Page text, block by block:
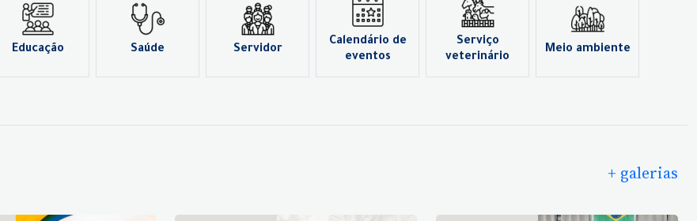
Educação Saúde Servidor
Calendário de
eventos
Serviço
veterinário
Meio ambiente
+ galerias